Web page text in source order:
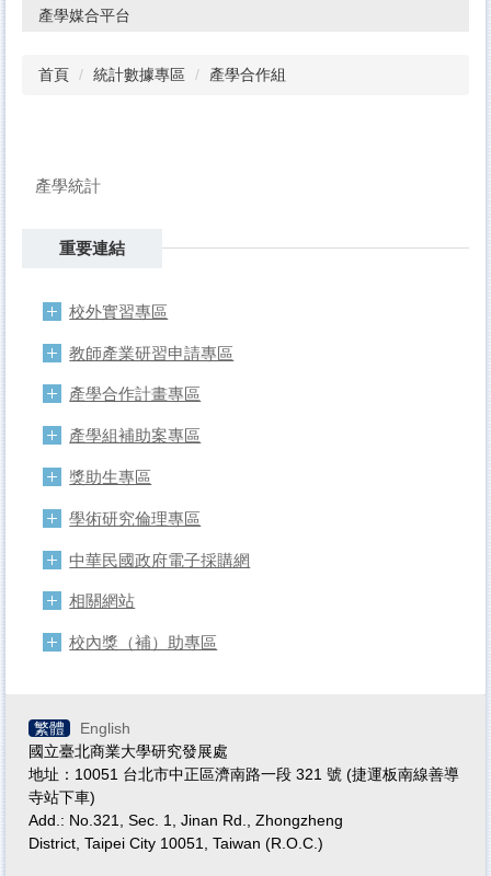
產學媒合平台
首頁 統計數據專區 產學合作組
產學統計
重要連結
校外實習專區
教師產業研習申請專區
產學合作計畫專區
產學組補助案專區
獎助生專區
學術研究倫理專區
中華民國政府電子採購網
相關網站
校內獎（補）助專區
繁體
English
國立臺北商業大學研究發展處
地址：10051 台北市中正區濟南路一段 321 號 (捷運板南線善導
寺站下車)
Add.: No.321, Sec. 1, Jinan Rd., Zhongzheng
District, Taipei City 10051, Taiwan (R.O.C.)